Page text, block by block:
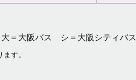
＝大阪バス シ＝大阪シティバス
す。